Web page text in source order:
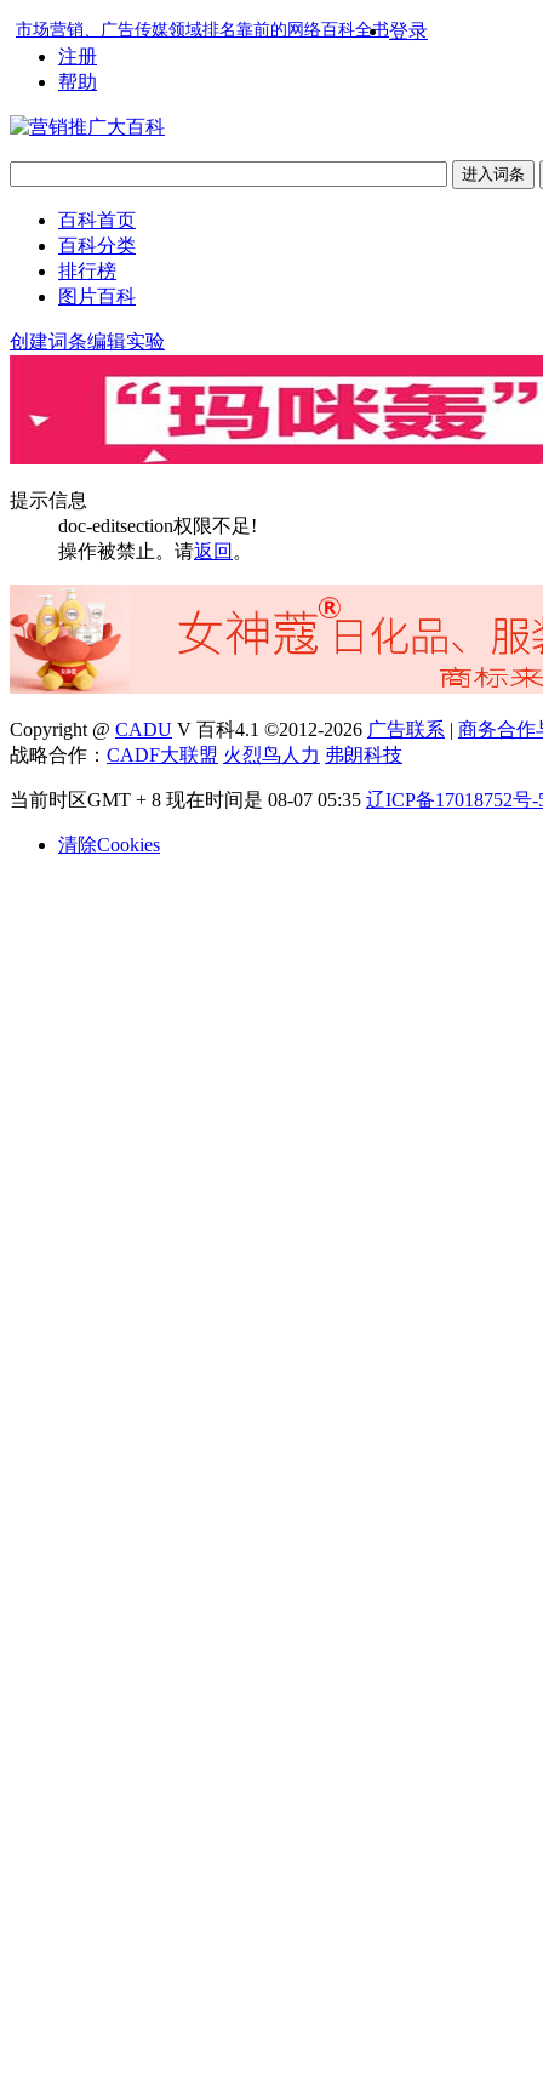
市场营销、广告传媒领域排名靠前的网络百科全书登录
注册
帮助
百科首页
百科分类
排行榜
图片百科
创建词条编辑实验
提示信息
doc-editsection权限不足!
操作被禁止。请返回 。
Copyright @ CADU V 百科4.1 ©2012-2026 广告联系 | 商务合作
战略合作： CADF大联盟 火烈鸟人力 弗朗科技
当前时区GMT + 8 现在时间是 08-07 05:35 辽ICP备17018752号-
清除Cookies